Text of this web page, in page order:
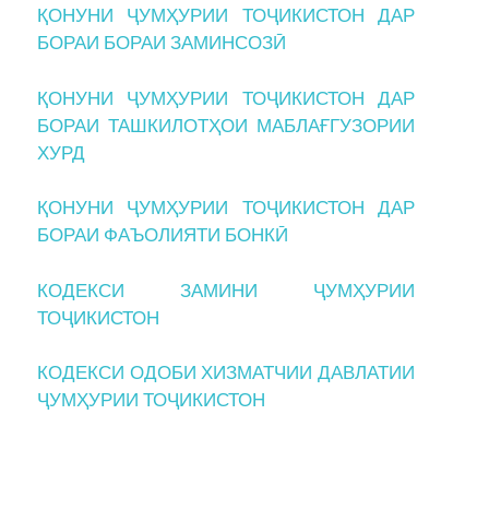
ҚОНУНИ ҶУМҲУРИИ ТОҶИКИСТОН ДАР
БОРАИ БОРАИ ЗАМИНСОЗӢ
ҚОНУНИ ҶУМҲУРИИ ТОҶИКИСТОН ДАР
БОРАИ ТАШКИЛОТҲОИ МАБЛАҒГУЗОРИИ
ХУРД
ҚОНУНИ ҶУМҲУРИИ ТОҶИКИСТОН ДАР
БОРАИ ФАЪОЛИЯТИ БОНКӢ
КОДЕКСИ ЗАМИНИ ҶУМҲУРИИ
ТОҶИКИСТОН
КОДЕКСИ ОДОБИ ХИЗМАТЧИИ ДАВЛАТИИ
ҶУМҲУРИИ ТОҶИКИСТОН